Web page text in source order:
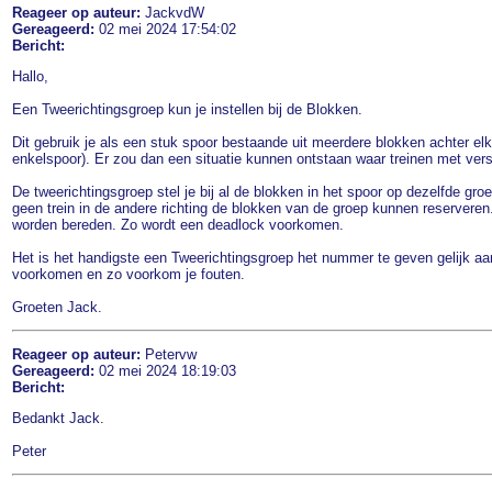
Reageer op auteur: JackvdW
Gereageerd: 02 mei 2024 17:54:02
Bericht:
Hallo,
Een Tweerichtingsgroep kun je instellen bij de Blokken.
Dit gebruik je als een stuk spoor bestaande uit meerdere blokken achter
enkelspoor). Er zou dan een situatie kunnen ontstaan waar treinen met
De tweerichtingsgroep stel je bij al de blokken in het spoor op dezelfde
geen trein in de andere richting de blokken van de groep kunnen
worden bereden. Zo wordt een deadlock voorkomen.
Het is het handigste een Tweerichtingsgroep het nummer te geven gelijk
voorkomen en zo voorkom je fouten.
Groeten Jack.
Reageer op auteur: Petervw
Gereageerd: 02 mei 2024 18:19:03
Bericht:
Bedankt Jack.
Peter